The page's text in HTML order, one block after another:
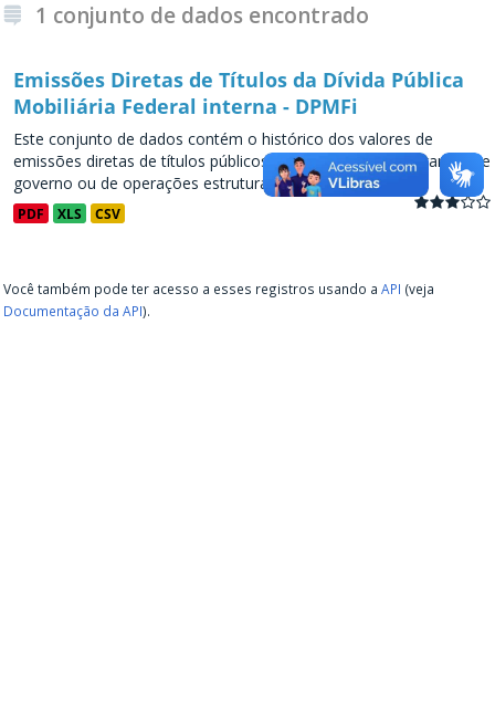
1 conjunto de dados encontrado
Emissões Diretas de Títulos da Dívida Pública
Mobiliária Federal interna - DPMFi
Este conjunto de dados contém o histórico dos valores de
emissões diretas de títulos públicos, decorrentes de programas de
governo ou de operações estruturadas, a partir de...
PDF XLS CSV
Você também pode ter acesso a esses registros usando a API (veja
Documentação da API).